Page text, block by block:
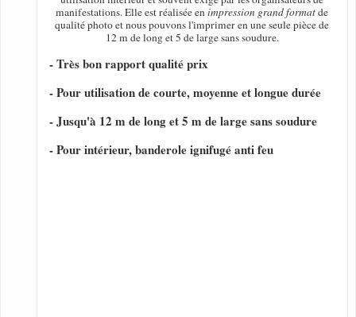
manifestations. Elle est réalisée enimpression grand formatde
qualité photo et nous pouvons l'imprimer en une seule pièce de
12 m de long et 5 de large sans soudure.
- Très bon rapport qualité prix
- Pour utilisation de courte, moyenne et longue durée
- Jusqu'à 12 m de long et 5 m de large sans soudure
- Pour intérieur, banderole ignifugé anti feu